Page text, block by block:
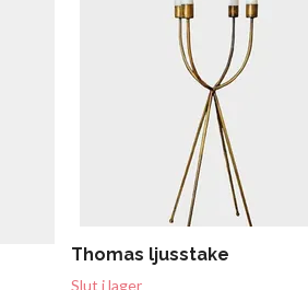
Thomas ljusstake
Slut i lager